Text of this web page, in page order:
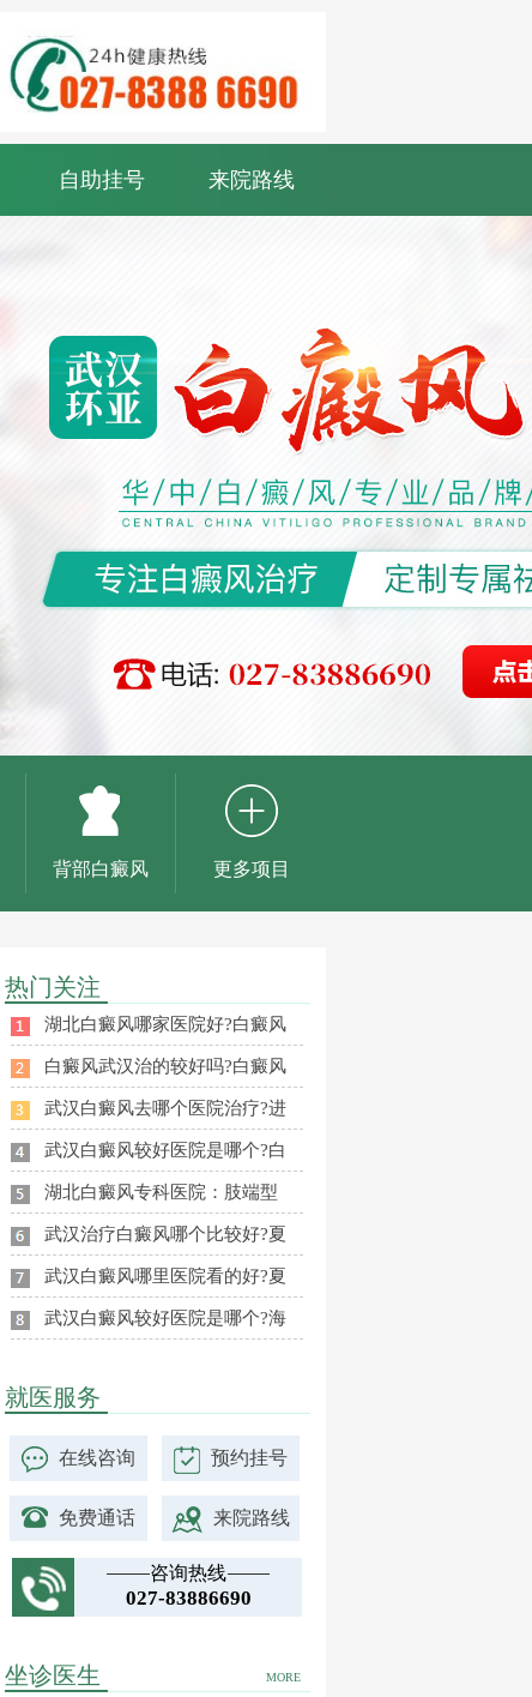
自助挂号 来院路线
背部白癜风 更多项目
热门关注
湖北白癜风哪家医院好?白癜风
白癜风武汉治的较好吗?白癜风
武汉白癜风去哪个医院治疗?进
武汉白癜风较好医院是哪个?白
湖北白癜风专科医院：肢端型
武汉治疗白癜风哪个比较好?夏
武汉白癜风哪里医院看的好?夏
武汉白癜风较好医院是哪个?海
就医服务
在线咨询 预约挂号
免费通话 来院路线
咨询热线
027-83886690
MORE
坐诊医生